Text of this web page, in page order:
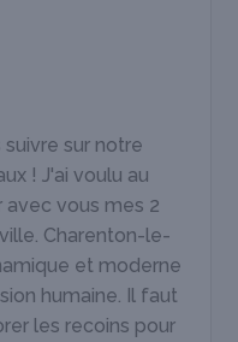
sur notre
! J'ai voulu au
vous mes 2
Charenton-le-
et moderne
humaine. Il faut
les recoins pour